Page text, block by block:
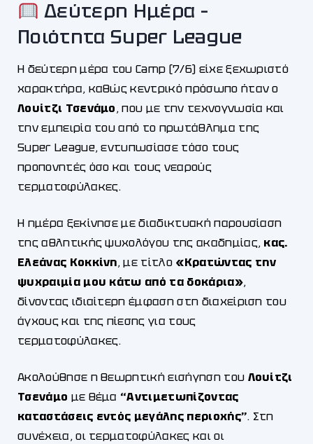
Δεύτερη Ημέρα –
Ποιότητα Super League
Η δεύτερη μέρα του Camp (7/6) είχε ξεχωριστό
χαρακτήρα, καθώς κεντρικό πρόσωπο ήταν ο
Λουίτζι Τσενάμο, που με την τεχνογνωσία και
την εμπειρία του από το πρωτάθλημα της
Super League, εντυπωσίασε τόσο τους
προπονητές όσο και τους νεαρούς
τερματοφύλακες.
Η ημέρα ξεκίνησε με διαδικτυακή παρουσίαση
της αθλητικής ψυχολόγου της ακαδημίας, κας.
Ελεάνας Κοκκίνη, με τίτλο «Κρατώντας την
ψυχραιμία μου κάτω από τα δοκάρια»,
δίνοντας ιδιαίτερη έμφαση στη διαχείριση του
άγχους και της πίεσης για τους
τερματοφύλακες.
Ακολούθησε η θεωρητική εισήγηση του Λουίτζι
Τσενάμο με θέμα “Αντιμετωπίζοντας
καταστάσεις εντός μεγάλης περιοχής”. Στη
συνέχεια, οι τερματοφύλακες και οι